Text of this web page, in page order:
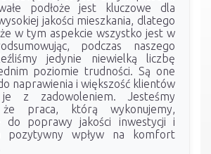
podłoże jest kluczowe dla
jakości mieszkania, dlatego
w tym aspekcie wszystko jest w
podczas naszego
jedynie niewielką liczbę
poziomie trudności. Są one
naprawienia i większość klientów
je z zadowoleniem. Jesteśmy
że praca, którą wykonujemy,
do poprawy jakości inwestycji i
pozytywny wpływ na komfort